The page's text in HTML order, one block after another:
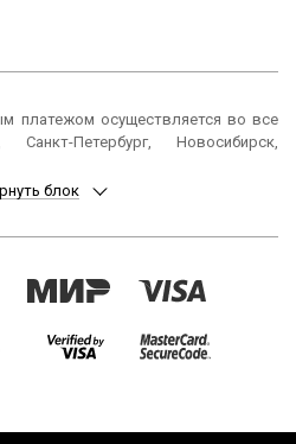
платежом осуществляется во все
Петербург, Новосибирск,
Пермь, Воронеж, Волгоград,
Ярославль, Владивосток, Томск,
Чебоксары, Тула, Калининград,
Улан-Удэ, Тверь, Магнитогорск,
Смоленск, Волжский,
Сыктывкар, Нижнекамск, Шахты,
блок